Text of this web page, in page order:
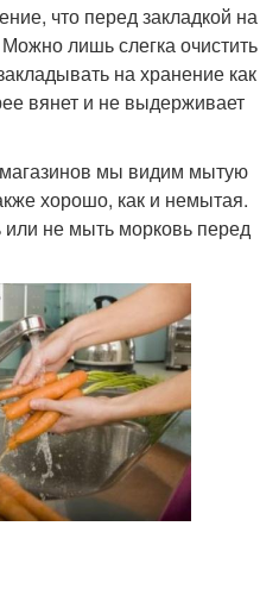
что перед закладкой на
лишь слегка очистить
на хранение как
вянет и не выдерживает
мы видим мытую
хорошо, как и немытая.
не мыть морковь перед